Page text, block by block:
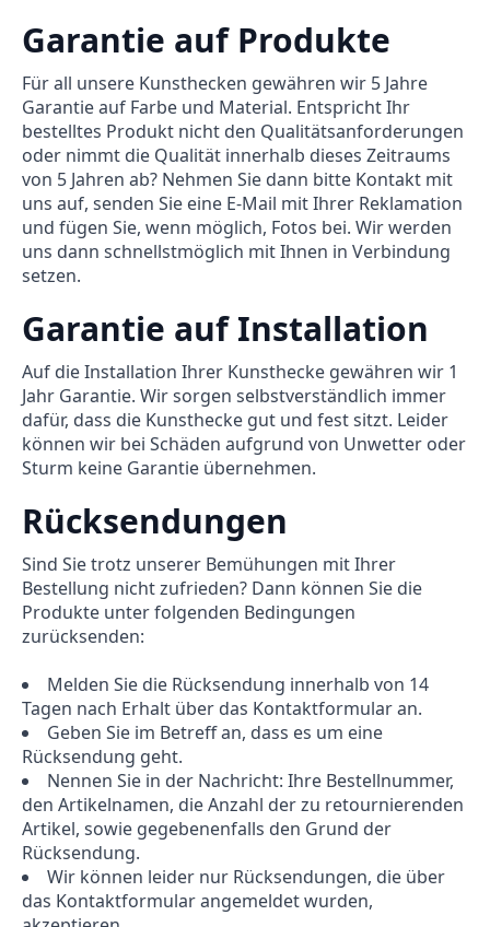
Garantie auf Produkte
Für all unsere Kunsthecken gewähren wir 5 Jahre
Garantie auf Farbe und Material. Entspricht Ihr
bestelltes Produkt nicht den Qualitätsanforderungen
oder nimmt die Qualität innerhalb dieses Zeitraums
von 5 Jahren ab? Nehmen Sie dann bitte Kontakt mit
uns auf, senden Sie eine E-Mail mit Ihrer Reklamation
und fügen Sie, wenn möglich, Fotos bei. Wir werden
uns dann schnellstmöglich mit Ihnen in Verbindung
setzen.
Garantie auf Installation
Auf die Installation Ihrer Kunsthecke gewähren wir 1
Jahr Garantie. Wir sorgen selbstverständlich immer
dafür, dass die Kunsthecke gut und fest sitzt. Leider
können wir bei Schäden aufgrund von Unwetter oder
Sturm keine Garantie übernehmen.
Rücksendungen
Sind Sie trotz unserer Bemühungen mit Ihrer
Bestellung nicht zufrieden? Dann können Sie die
Produkte unter folgenden Bedingungen
zurücksenden:
Melden Sie die Rücksendung innerhalb von 14
Tagen nach Erhalt über das Kontaktformular an.
Geben Sie im Betreff an, dass es um eine
Rücksendung geht.
Nennen Sie in der Nachricht: Ihre Bestellnummer,
den Artikelnamen, die Anzahl der zu retournierenden
Artikel, sowie gegebenenfalls den Grund der
Rücksendung.
Wir können leider nur Rücksendungen, die über
das Kontaktformular angemeldet wurden,